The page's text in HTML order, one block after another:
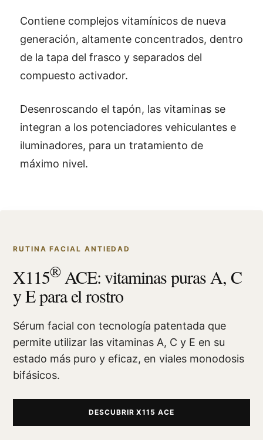
Contiene complejos vitamínicos de nueva
generación, altamente concentrados, dentro
de la tapa del frasco y separados del
compuesto activador.
Desenroscando el tapón, las vitaminas se
integran a los potenciadores vehiculantes e
iluminadores, para un tratamiento de
máximo nivel.
RUTINA FACIAL ANTIEDAD
X115®ACE: vitaminas puras A, C
y E para el rostro
Sérum facial con tecnología patentada que
permite utilizar las vitaminas A, C y E en su
estado más puro y eficaz, en viales monodosis
bifásicos.
DESCUBRIR X115 ACE